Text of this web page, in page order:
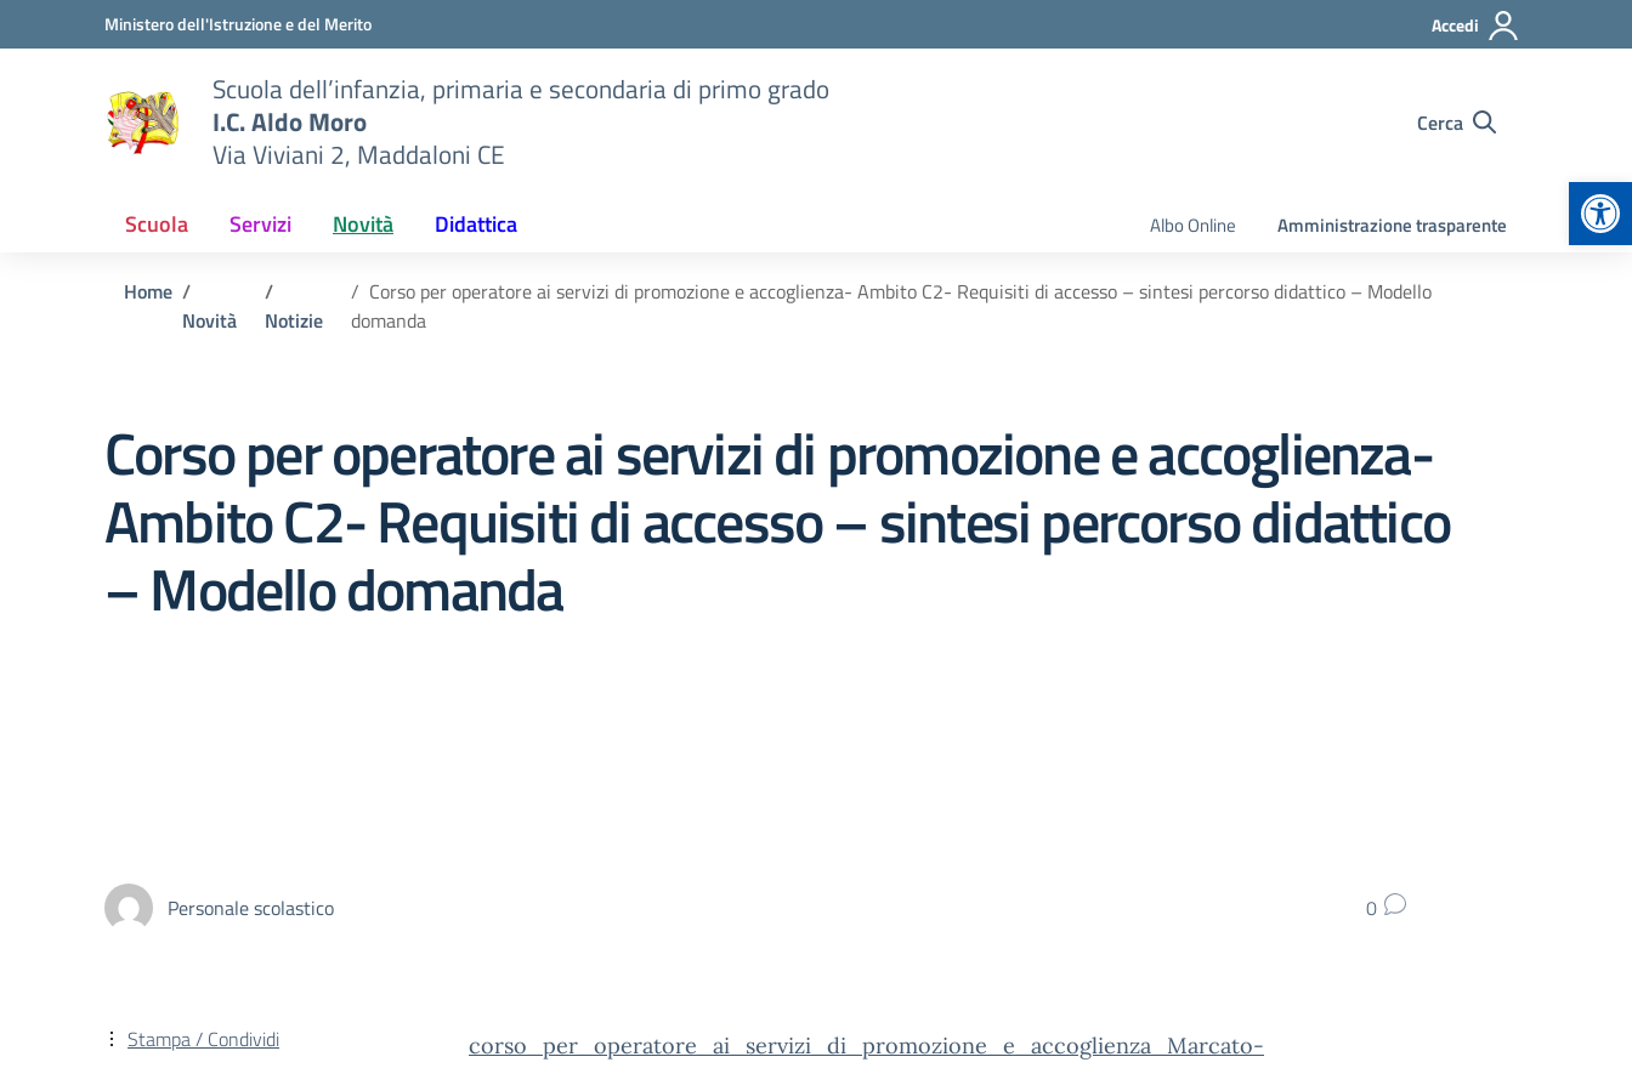
Vai ai contenuti
Vai al menu di navigazioneMinistero dell'Istruzione e del Merito Accedi
Scuola dell’infanzia, primaria e secondaria di primo grado
I.C. Aldo Moro
Via Viviani 2, Maddaloni CE
Cerca
Scuola Servizi Novità Didattica Albo Online Amministrazione trasparente
Home
Novità
Notizie
Corso per operatore ai servizi di promozione e accoglienza- Ambito C2- Requisiti di accesso – sintesi percorso didattico – Modello
domanda
Corso per operatore ai servizi di promozione e accoglienza-
Ambito C2- Requisiti di accesso – sintesi percorso didattico
– Modello domanda
Personale scolastico 0
corso_per_operatore_ai_servizi_di_promozione_e_accoglienza_Marcato-
Stampa / Condividi